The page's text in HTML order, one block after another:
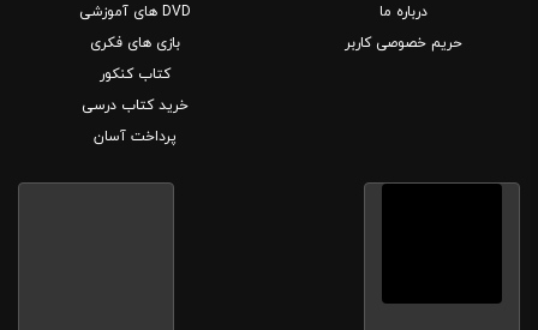
درباره ما
حریم خصوصی کاربر
DVD های آموزشی
بازی های فکری
کتاب کنکور
خرید کتاب درسی
پرداخت آسان